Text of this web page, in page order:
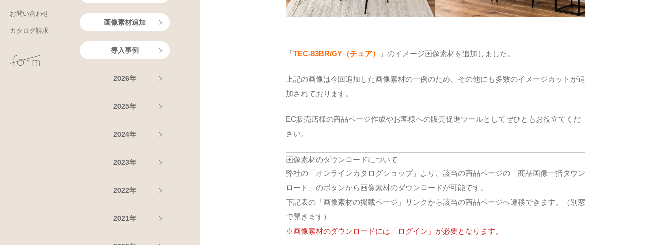
お問い合わせ
カタログ請求
画像素材追加
導入事例
2026年
2025年
2024年
2023年
2022年
2021年
「 TEC-83BR/GY （チェア） 」のイメージ画像素材を追加しました。
上記の画像は今回追加した画像素材の一例のため、その他にも多数のイメージカットが追
加されております。
EC販売店様の商品ページ作成やお客様への販売促進ツールとしてぜひともお役立てくだ
さい。
画像素材のダウンロードについて
弊社の「オンラインカタログショップ」より、該当の商品ページの「商品画像一括ダウン
ロード」のボタンから画像素材のダウンロードが可能です。
下記表の「画像素材の掲載ページ」リンクから該当の商品ページへ遷移できます。（別窓
で開きます）
※画像素材のダウンロードには「ログイン」が必要となります。